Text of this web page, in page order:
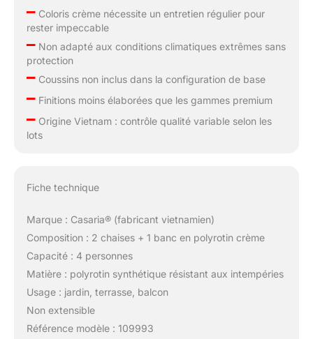
–Coloris crème nécessite un entretien régulier pour
rester impeccable
–Non adapté aux conditions climatiques extrêmes sans
protection
–Coussins non inclus dans la configuration de base
–Finitions moins élaborées que les gammes premium
–Origine Vietnam : contrôle qualité variable selon les
lots
Fiche technique
Marque : Casaria® (fabricant vietnamien)
Composition : 2 chaises + 1 banc en polyrotin crème
Capacité : 4 personnes
Matière : polyrotin synthétique résistant aux intempéries
Usage : jardin, terrasse, balcon
Non extensible
Référence modèle : 109993